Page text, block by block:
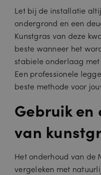
Let bij de installatie
ondergrond en een
Kunstgras van deze
beste wanneer het
stabiele onderlaag
Een professionele
beste methode voor
Gebruik en
van
Het onderhoud van de
vergeleken met